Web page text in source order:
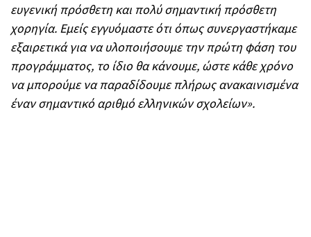
ευγενική πρόσθετη και πολύ σημαντική πρόσθετη
χορηγία. Εμείς εγγυόμαστε ότι όπως συνεργαστήκαμε
εξαιρετικά για να υλοποιήσουμε την πρώτη φάση του
προγράμματος, το ίδιο θα κάνουμε, ώστε κάθε χρόνο
να μπορούμε να παραδίδουμε πλήρως ανακαινισμένα
έναν σημαντικό αριθμό ελληνικών σχολείων».